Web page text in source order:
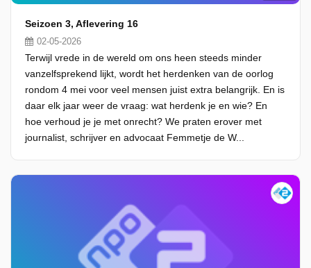
Seizoen 3, Aflevering 16
02-05-2026
Terwijl vrede in de wereld om ons heen steeds minder
vanzelfsprekend lijkt, wordt het herdenken van de oorlog
rondom 4 mei voor veel mensen juist extra belangrijk. En is
daar elk jaar weer de vraag: wat herdenk je en wie? En
hoe verhoud je je met onrecht? We praten erover met
journalist, schrijver en advocaat Femmetje de W...